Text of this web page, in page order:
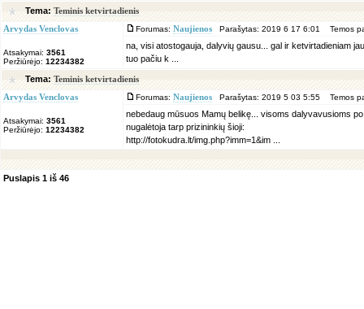
Tema: Teminis ketvirtadienis
Arvydas Venclovas
Atsakymai: 3561
Peržiūrėjo: 12234382
Forumas: Naujienos Parašytas: 2019 6 17 6:01 Temos
na, visi atostogauja, dalyvių gausu... gal ir ketvirtadieniam
tuo pačiu k ...
Tema: Teminis ketvirtadienis
Arvydas Venclovas
Atsakymai: 3561
Peržiūrėjo: 12234382
Forumas: Naujienos Parašytas: 2019 5 03 5:55 Temos
nebedaug mūsuos Mamų belikę... visoms dalyvavusioms
nugalėtoja tarp prizininkių šioji:
http://fotokudra.lt/img.php?imm=1&im ...
Puslapis 1 iš 46